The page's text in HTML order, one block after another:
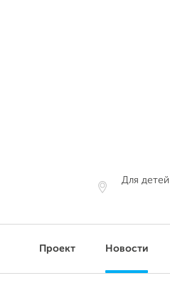
Для детей
Проект Новости